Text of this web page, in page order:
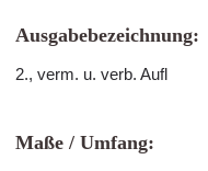
Ausgabebezeichnung:
2., verm. u. verb. Aufl
Maße / Umfang: